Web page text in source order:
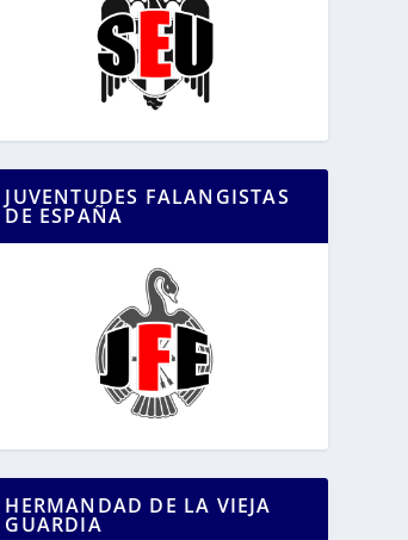
JUVENTUDES FALANGISTAS
DE ESPAÑA
HERMANDAD DE LA VIEJA
GUARDIA